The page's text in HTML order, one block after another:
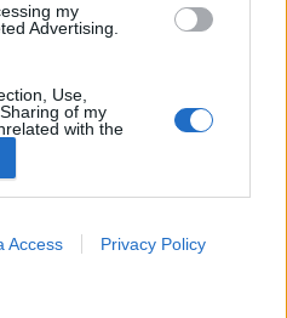
my
Advertising.
Use,
of my
with the
collected.
Access Privacy Policy
Küldés Messengeren